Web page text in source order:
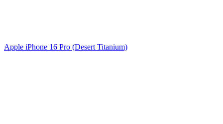
Apple iPhone 16 Pro (Desert Titanium)